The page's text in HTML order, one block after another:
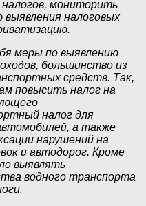
мониторить
выявления налоговых
меры по выявлению
большинство из
средств. Так,
повысить налог на
налог для
а также
нарушений на
и автодорог. Кроме
выявлять
водного транспорта